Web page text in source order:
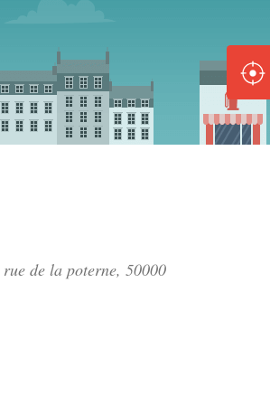
rue de la poterne, 50000
Épuisé
Épuisé